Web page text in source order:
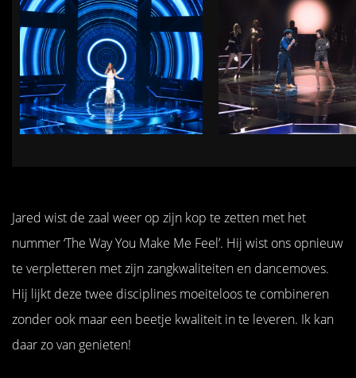
Jared wist de zaal weer op zijn kop te zetten met het
nummer ‘The Way You Make Me Feel’. Hij wist ons opnieuw
te verpletteren met zijn zangkwaliteiten en dancemoves.
Hij lijkt deze twee disciplines moeiteloos te combineren
zonder ook maar een beetje kwaliteit in te leveren. Ik kan
daar zo van genieten!